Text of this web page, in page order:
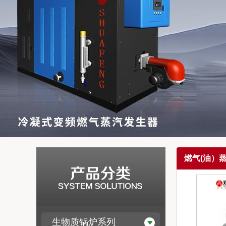
生物质锅炉系列
燃气(油）